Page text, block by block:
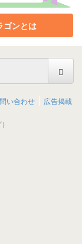
ゴンとは
問い合わせ 広告掲載